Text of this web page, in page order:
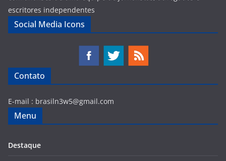
escritores independentes
Social Media Icons
Contato
E-mail : brasiln3w5@gmail.com
Menu
Destaque